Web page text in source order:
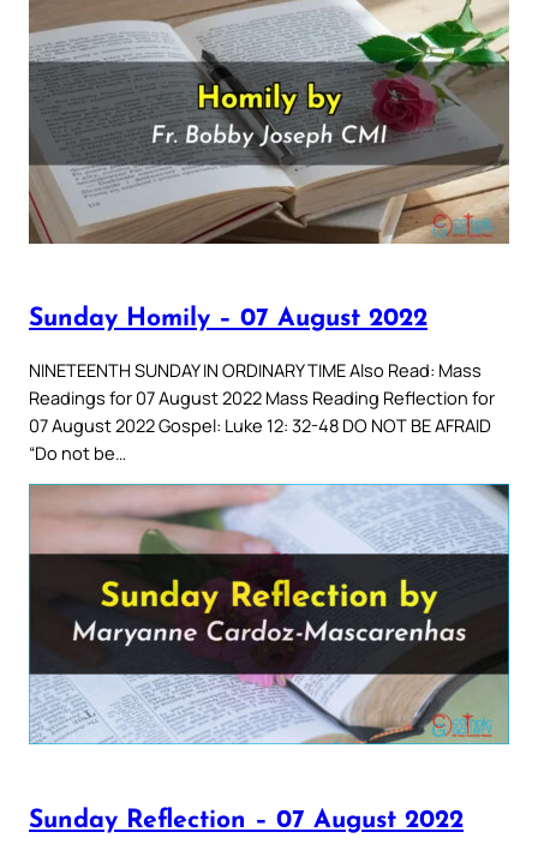
Sunday Homily – 07 August 2022
NINETEENTH SUNDAY IN ORDINARY TIME Also Read: Mass
Readings for 07 August 2022 Mass Reading Reflection for
07 August 2022 Gospel: Luke 12: 32-48 DO NOT BE AFRAID
“Do not be…
Sunday Reflection – 07 August 2022